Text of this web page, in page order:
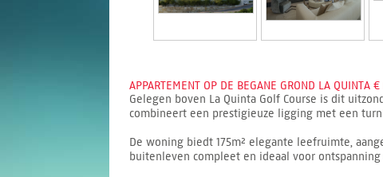
APPARTEMENT OP DE BEGANE GROND LA QUINTA
Gelegen boven La Quinta Golf Course is dit
combineert een prestigieuze ligging met een
De woning biedt 175m² elegante leefruimte,
buitenleven compleet en ideaal voor